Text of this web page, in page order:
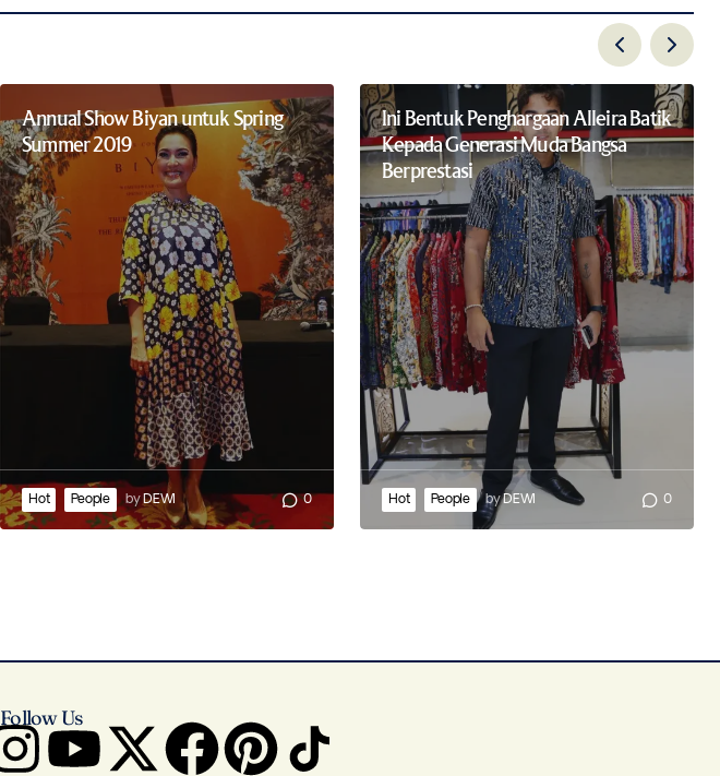
Annual Show Biyan untuk Spring
Summer 2019
Hot People byDEWI 0
Ini Bentuk Penghargaan Alleira Batik
Kepada Generasi Muda Bangsa
Berprestasi
Hot People byDEWI 0
Follow Us